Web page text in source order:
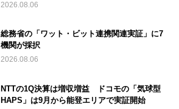
2026.08.06
総務省の「ワット・ビット連携関連実証」に7
機関が採択
2026.08.06
NTTの1Q決算は増収増益 ドコモの「気球型
HAPS」は9月から能登エリアで実証開始